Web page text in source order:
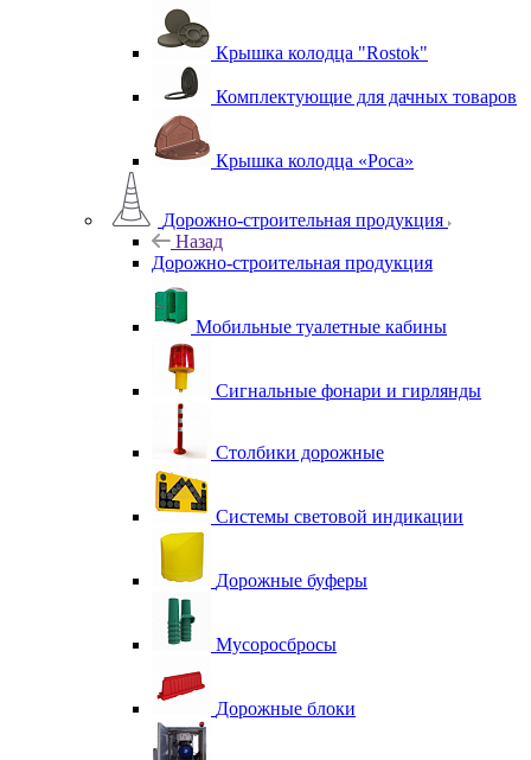
Крышка колодца "Rostok"
Комплектующие для дачных товаров
Крышка колодца «Роса»
Дорожно-строительная продукция
Назад
Дорожно-строительная продукция
Мобильные туалетные кабины
Сигнальные фонари и гирлянды
Столбики дорожные
Системы световой индикации
Дорожные буферы
Мусоросбросы
Дорожные блоки